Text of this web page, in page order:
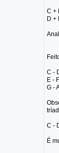
C +
D +
C -
E -
G -
C -
É